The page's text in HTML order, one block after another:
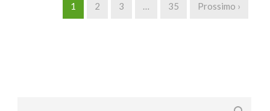
1 2 3 … 35 Prossimo ›